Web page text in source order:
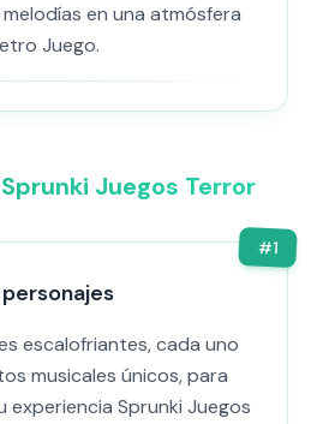
en una atmósfera
Juego.
Juegos Terror
#1
escalofriantes, cada uno
musicales únicos, para
experiencia Sprunki Juegos